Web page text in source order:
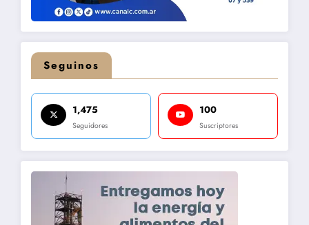
Seguinos
1,475
Seguidores
100
Suscriptores